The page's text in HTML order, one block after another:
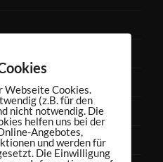
Cookies.
(z.B. für den
nicht notwendig. Die
helfen uns bei der
Angebotes,
und werden für
Die Einwilligung